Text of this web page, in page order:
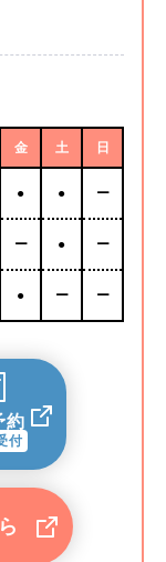
金 土 日
● ● ー
ー ● ー
● ー ー
約
付